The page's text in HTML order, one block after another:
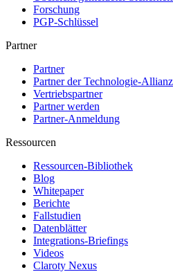
Forschung
PGP-Schlüssel
Partner
Partner
Partner der Technologie-Allianz
Vertriebspartner
Partner werden
Partner-Anmeldung
Ressourcen
Ressourcen-Bibliothek
Blog
Whitepaper
Berichte
Fallstudien
Datenblätter
Integrations-Briefings
Videos
Claroty Nexus